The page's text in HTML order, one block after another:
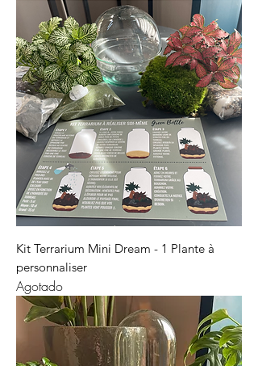
Kit Terrarium Mini Dream - 1 Plante à
personnaliser
Agotado